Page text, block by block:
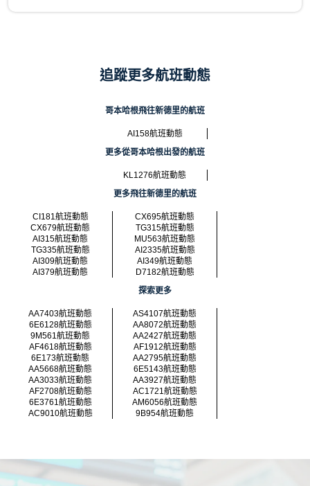
追蹤更多航班動態
哥本哈根飛往新德里的航班
AI158航班動態
更多從哥本哈根出發的航班
KL1276航班動態
更多飛往新德里的航班
CI181航班動態
CX695航班動態
CX679航班動態
TG315航班動態
AI315航班動態
MU563航班動態
TG335航班動態
AI2335航班動態
AI309航班動態
AI349航班動態
AI379航班動態
D7182航班動態
探索更多
AA7403航班動態
AS4107航班動態
6E6128航班動態
AA8072航班動態
9M561航班動態
AA2427航班動態
AF4618航班動態
AF1912航班動態
6E173航班動態
AA2795航班動態
AA5668航班動態
6E5143航班動態
AA3033航班動態
AA3927航班動態
AF2708航班動態
AC1721航班動態
6E3761航班動態
AM6056航班動態
AC9010航班動態
9B954航班動態